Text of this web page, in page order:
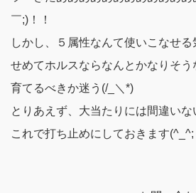
￣;)！！
しかし、５属性なんて使いこなせ
せめてホルスならなんとかなりそう
育てるべきか迷う(/_＼*)
とりあえず、大当たりには間違い
これで打ち止めにしておきます(^_^;